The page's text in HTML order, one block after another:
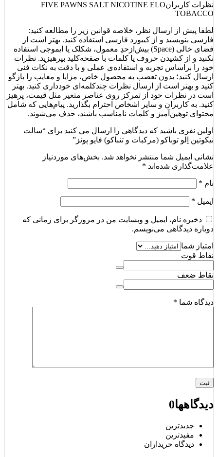
نظرات کاربرانFIVE PAWNS SALT NICOTINE ELO
TOBACCO
لطفا پیش از ارسال نظر، خلاصه قوانین زیر را مطالعه کنید:
فارسی بنویسید و از کیبورد فارسی استفاده کنید. بهتر است از
فضای خالی (Space) بیش‌از‌حدِ معمول، شکلک یا ایموجی استفاده
نکنید و از کشیدن حروف یا کلمات با صفحه‌کلید بپرهیزید. نظرات
خود را براساس تجربه و استفاده‌ی عملی و با دقت به نکات فنی
ارسال کنید؛ بدون تعصب به محصول خاص، مزایا و معایب را بازگو
کنید و بهتر است از ارسال نظرات چندکلمه‌‌ای خودداری کنید. بهتر
است در نظرات خود از تمرکز روی عناصر متغیر مثل قیمت، پرهیز
کنید. به کاربران و سایر اشخاص احترام بگذارید. پیام‌هایی که شامل
محتوای توهین‌آمیز و کلمات نامناسب باشند، حذف می‌شوند.
اولین نفری باشید که دیدگاهی را ارسال می کنید برای “سالت
نیکوتین اِلو توباکو (مرکبات و تنباکو) فایو پونز”
نشانی ایمیل شما منتشر نخواهد شد. بخش‌های موردنیاز
علامت‌گذاری شده‌اند *
نام *
ایمیل *
ذخیره نام، ایمیل و وبسایت من در مرورگر برای زمانی که
دوباره دیدگاهی می‌نویسم.
امتیاز شما
نقاط قوت
نقاط ضعف
دیدگاه شما *
دیدگاهها0
جدیدترین
مفیدترین
دیدگاه خریداران